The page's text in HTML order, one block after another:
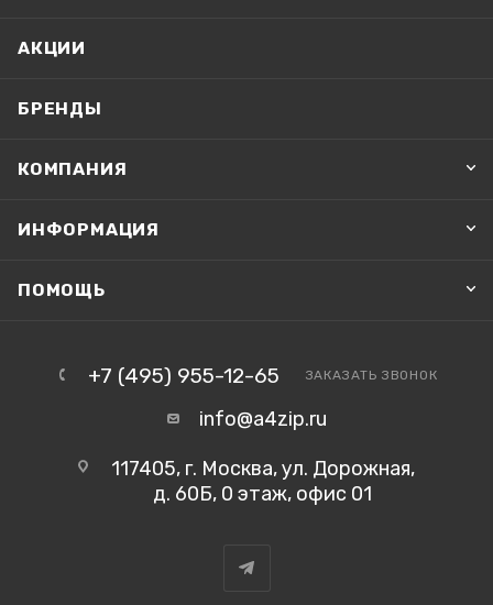
АКЦИИ
БРЕНДЫ
КОМПАНИЯ
ИНФОРМАЦИЯ
ПОМОЩЬ
+7 (495) 955-12-65 ЗАКАЗАТЬ ЗВОНОК
info@a4zip.ru
117405, г. Москва, ул. Дорожная,
д. 60Б, 0 этаж, офис 01